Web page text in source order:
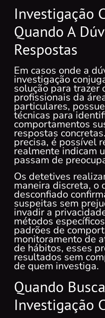
Investigação
Quando A
Respostas
Em casos onde a
investigação
solução para trazer
profissionais da
particulares,
técnicas para
comportamentos
respostas
precisa, é possível
realmente indicam
passam de
Os detetives
maneira discreta, o
desconfiado
suspeitas sem
invadir a
métodos
padrões de
monitoramento de
de hábitos, esses
resultados sem
de quem investiga.
Quando
Investigação